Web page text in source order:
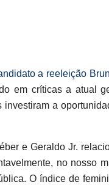
a reeleição
em críticas a atual
a
e Geraldo Jr.
no nosso
O índice de